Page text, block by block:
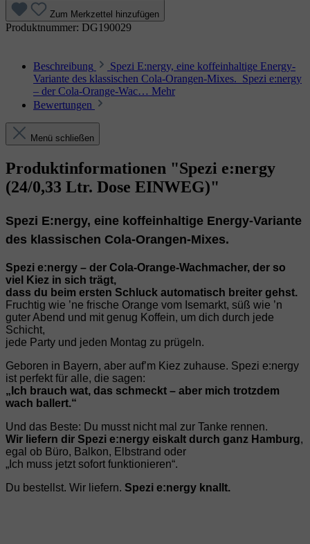
Zum Merkzettel hinzufügen
Produktnummer: DG190029
Beschreibung
Spezi E:nergy, eine koffeinhaltige Energy-
Variante des klassischen Cola-Orangen-Mixes. Spezi e:nergy
– der Cola‑Orange‑Wac… Mehr
Bewertungen
Menü schließen
Produktinformationen "Spezi e:nergy
(24/0,33 Ltr. Dose EINWEG)"
Spezi E:nergy, eine koffeinhaltige Energy-Variante
des klassischen Cola-Orangen-Mixes.
Spezi e:nergy – der Cola‑Orange‑Wachmacher, der so
viel Kiez in sich trägt,
dass du beim ersten Schluck automatisch breiter gehst.
Fruchtig wie ’ne frische Orange vom Isemarkt, süß wie ’n
guter Abend und mit genug Koffein, um dich durch jede
Schicht,
jede Party und jeden Montag zu prügeln.
Geboren in Bayern, aber auf’m Kiez zuhause. Spezi e:nergy
ist perfekt für alle, die sagen:
„Ich brauch wat, das schmeckt – aber mich trotzdem
wach ballert.“
Und das Beste: Du musst nicht mal zur Tanke rennen.
Wir liefern dir Spezi e:nergy eiskalt durch ganz Hamburg,
egal ob Büro, Balkon, Elbstrand oder
„Ich muss jetzt sofort funktionieren“.
Du bestellst. Wir liefern. Spezi e:nergy knallt.